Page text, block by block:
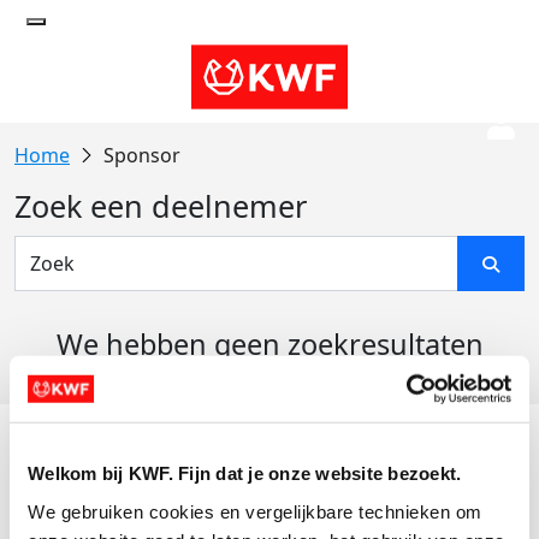
Welkom bij KWF. Fijn dat je onze website bezoekt.
We gebruiken cookies en vergelijkbare technieken om
Sponsor
Zoek een deelnemer
We hebben geen zoekresultaten
Actiematerialen
Evenementen